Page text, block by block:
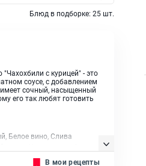
Блюд в подборке: 25 шт.
с курицей" - это
соусе, с добавлением
сочный, насыщенный
его так любят готовить
Белое вино, Слива
В мои рецепты